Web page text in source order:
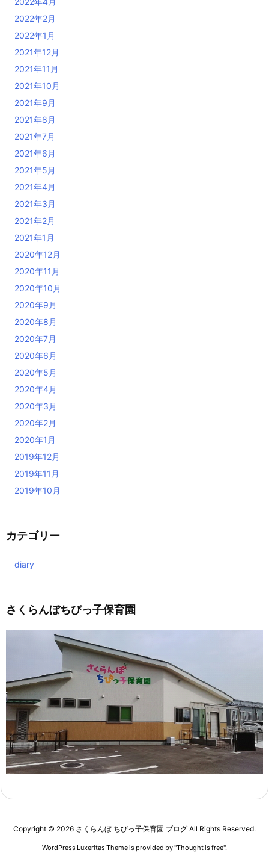
2022年2月
2022年1月
2021年12月
2021年11月
2021年10月
2021年9月
2021年8月
2021年7月
2021年6月
2021年5月
2021年4月
2021年3月
2021年2月
2021年1月
2020年12月
2020年11月
2020年10月
2020年9月
2020年8月
2020年7月
2020年6月
2020年5月
2020年4月
2020年3月
2020年2月
2020年1月
2019年12月
2019年11月
2019年10月
カテゴリー
diary
さくらんぼちびっ子保育園
Copyright © 2026 さくらんぼ ちびっ子保育園 ブログ All Rights Reserved.
WordPress Luxeritas Theme is provided by "Thought is free".